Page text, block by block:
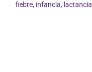
fiebre, infancia, lactancia